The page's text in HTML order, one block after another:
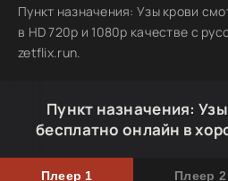
Пункт назначения: Узы крови
в HD 720p и 1080p качестве с
zetflix.run.
Пункт назначения:
бесплатно онлайн в
Плеер 1 Плеер 2